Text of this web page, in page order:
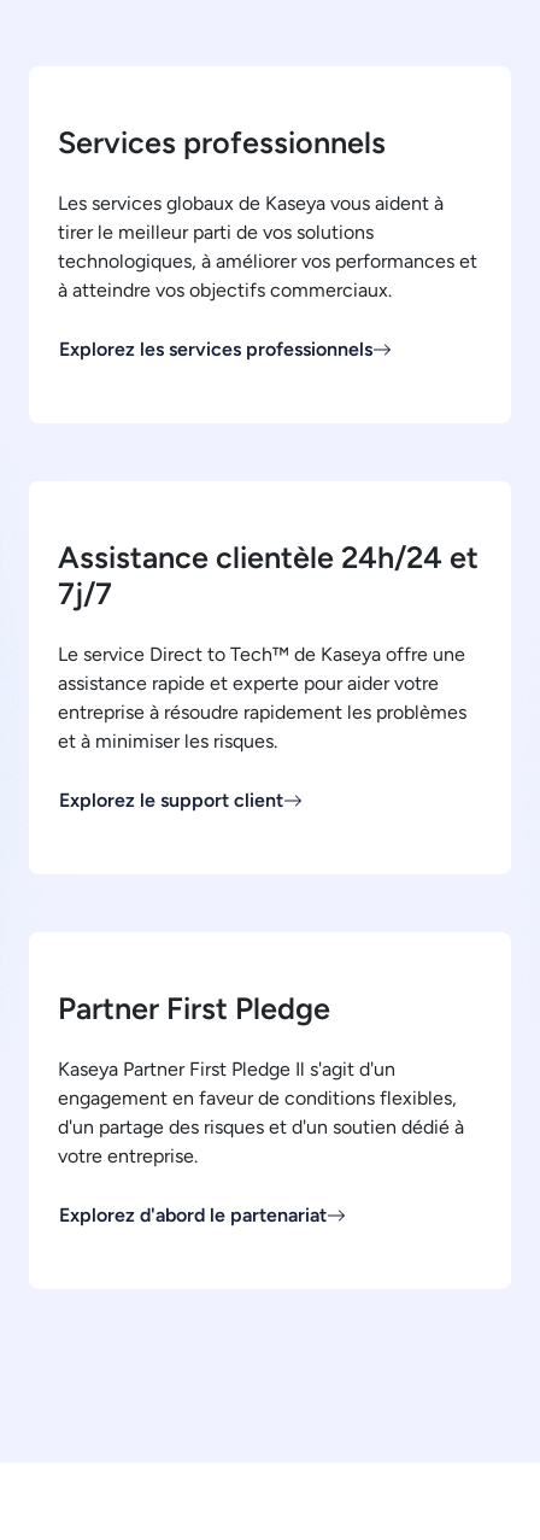
Services professionnels
Les services globaux de Kaseya vous aident à
tirer le meilleur parti de vos solutions
technologiques, à améliorer vos performances et
à atteindre vos objectifs commerciaux.
Explorez les services professionnels
Assistance clientèle 24h/24 et
7j/7
Le service Direct to Tech™ de Kaseya offre une
assistance rapide et experte pour aider votre
entreprise à résoudre rapidement les problèmes
et à minimiser les risques.
Explorez le support client
Partner First Pledge
Kaseya Partner First Pledge Il s'agit d'un
engagement en faveur de conditions flexibles,
d'un partage des risques et d'un soutien dédié à
votre entreprise.
Explorez d'abord le partenariat